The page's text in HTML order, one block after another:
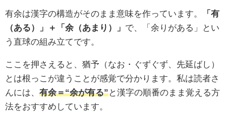
有余は漢字の構造がそのまま意味を作っています。
「有
（ある）」＋「余（あまり）」 で、「余りがある」とい
う直球の組み立てです。
ここを押さえると、猶予（なお・ぐずぐず、先延ばし）
とは根っこが違うことが感覚で分かります。私は読者さ
んには、 有余＝“余が有る”と漢字の順番のまま覚える方
法をおすすめしています。